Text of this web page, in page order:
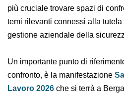
cambiamento, diventa
spazi di confronto per
connessi alla tutela dei
Un importante punto di
questo confronto, è la